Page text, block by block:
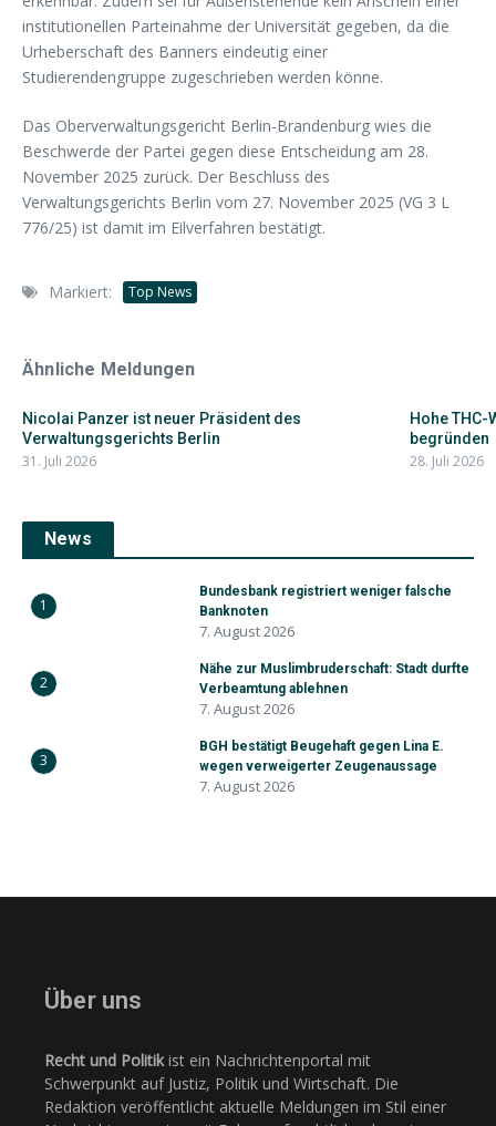
institutionellen Parteinahme der Universität gegeben, da die
Urheberschaft des Banners eindeutig einer
Studierendengruppe zugeschrieben werden könne.
Das Oberverwaltungsgericht Berlin-Brandenburg wies die
Beschwerde der Partei gegen diese Entscheidung am 28.
November 2025 zurück. Der Beschluss des
Verwaltungsgerichts Berlin vom 27. November 2025 (VG 3 L
776/25) ist damit im Eilverfahren bestätigt.
Markiert: Top News
Ähnliche Meldungen
Nicolai Panzer ist neuer Präsident des
Verwaltungsgerichts Berlin
31. Juli 2026
Hohe
begründen
28. Juli 2026
News
1
Bundesbank registriert weniger falsche
Banknoten
7. August 2026
2
Nähe zur Muslimbruderschaft: Stadt durfte
Verbeamtung ablehnen
7. August 2026
3
BGH bestätigt Beugehaft gegen Lina E.
wegen verweigerter Zeugenaussage
7. August 2026
Über uns
Recht und Politikist ein Nachrichtenportal mit
Schwerpunkt auf Justiz, Politik und Wirtschaft. Die
Redaktion veröffentlicht aktuelle Meldungen im Stil einer